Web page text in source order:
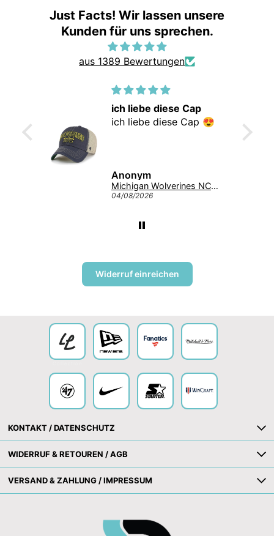
Just Facts! Wir lassen unsere
Kunden für uns sprechen.
aus 1389 Bewertungen
ich liebe diese Cap
ich liebe diese Cap 😍
Anonym
Michigan Wolverines NCAA Tuscaloosa Trawler ’47 CLEAN UP College Cap Navy
04/08/2026
Widerruf einreichen
KONTAKT / DATENSCHUTZ
WIDERRUF & RETOUREN / AGB
VERSAND & ZAHLUNG / IMPRESSUM